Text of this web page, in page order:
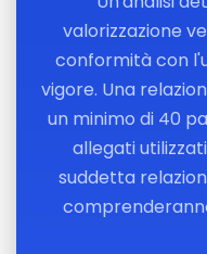
valorizzazione
conformità con
vigore. Una
un minimo di 40
allegati
suddetta